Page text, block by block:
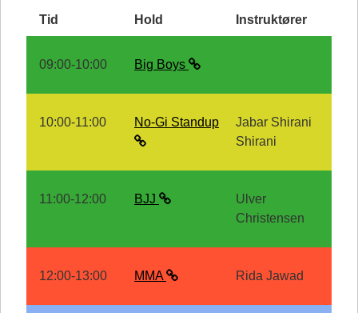
Tid Hold Instruktører
09:00-10:00 Big Boys
10:00-11:00 No-Gi Standup
Jabar Shirani
Shirani
11:00-12:00 BJJ
Ulver
Christensen
12:00-13:00 MMA Rida Jawad